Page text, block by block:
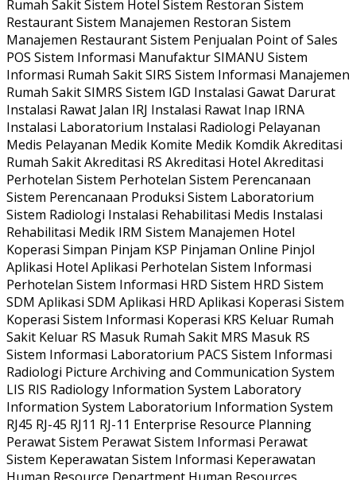
Rumah Sakit Sistem Hotel Sistem Restoran Sistem
Restaurant Sistem Manajemen Restoran Sistem
Manajemen Restaurant Sistem Penjualan Point of Sales
POS Sistem Informasi Manufaktur SIMANU Sistem
Informasi Rumah Sakit SIRS Sistem Informasi Manajemen
Rumah Sakit SIMRS Sistem IGD Instalasi Gawat Darurat
Instalasi Rawat Jalan IRJ Instalasi Rawat Inap IRNA
Instalasi Laboratorium Instalasi Radiologi Pelayanan
Medis Pelayanan Medik Komite Medik Komdik Akreditasi
Rumah Sakit Akreditasi RS Akreditasi Hotel Akreditasi
Perhotelan Sistem Perhotelan Sistem Perencanaan
Sistem Perencanaan Produksi Sistem Laboratorium
Sistem Radiologi Instalasi Rehabilitasi Medis Instalasi
Rehabilitasi Medik IRM Sistem Manajemen Hotel
Koperasi Simpan Pinjam KSP Pinjaman Online Pinjol
Aplikasi Hotel Aplikasi Perhotelan Sistem Informasi
Perhotelan Sistem Informasi HRD Sistem HRD Sistem
SDM Aplikasi SDM Aplikasi HRD Aplikasi Koperasi Sistem
Koperasi Sistem Informasi Koperasi KRS Keluar Rumah
Sakit Keluar RS Masuk Rumah Sakit MRS Masuk RS
Sistem Informasi Laboratorium PACS Sistem Informasi
Radiologi Picture Archiving and Communication System
LIS RIS Radiology Information System Laboratory
Information System Laboratorium Information System
RJ45 RJ-45 RJ11 RJ-11 Enterprise Resource Planning
Perawat Sistem Perawat Sistem Informasi Perawat
Sistem Keperawatan Sistem Informasi Keperawatan